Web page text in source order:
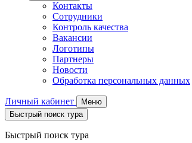
Контакты
Сотрудники
Контроль качества
Вакансии
Логотипы
Партнеры
Новости
Обработка персональных данных
Личный кабинет
Меню
Быстрый поиск тура
Быстрый поиск тура